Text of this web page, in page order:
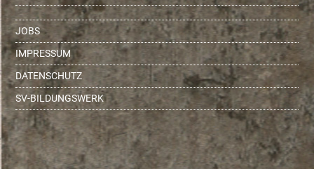
JOBS
IMPRESSUM
DATENSCHUTZ
SV-BILDUNGSWERK